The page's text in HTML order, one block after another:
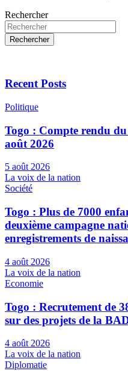
Rechercher
Rechercher
Recent Posts
Politique
Togo : Compte rendu
août 2026
5 août 2026
La voix de la nation
Société
Togo : Plus de 7000
deuxième campagne
enregistrements de
4 août 2026
La voix de la nation
Economie
Togo : Recrutement de
sur des projets de la
4 août 2026
La voix de la nation
Diplomatie